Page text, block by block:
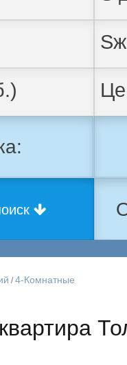
/4-Комнатные